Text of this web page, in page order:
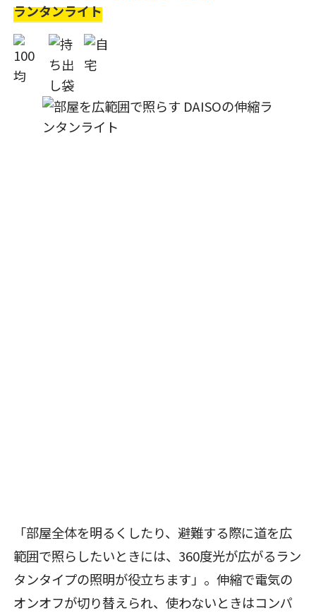
ランタンライト
「部屋全体を明るくしたり、避難する際に道を広
範囲で照らしたいときには、360度光が広がるラン
タンタイプの照明が役立ちます」。伸縮で電気の
オンオフが切り替えられ、使わないときはコンパ